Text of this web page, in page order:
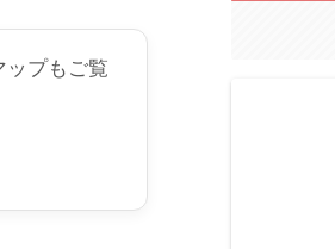
ップもご覧